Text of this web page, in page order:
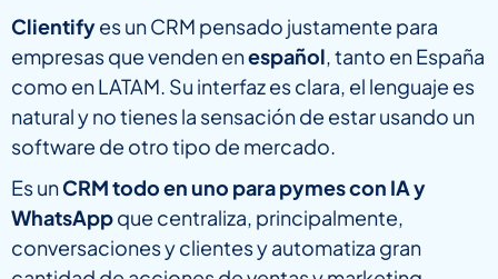
Clientifyes un CRM pensado justamente para
empresas que venden enespañol, tanto en España
como en LATAM. Su interfaz es clara, el lenguaje es
natural y no tienes la sensación de estar usando un
software de otro tipo de mercado.
Es unCRM todo en uno para pymes con IA y
WhatsAppque centraliza, principalmente,
conversaciones y clientes y automatiza gran